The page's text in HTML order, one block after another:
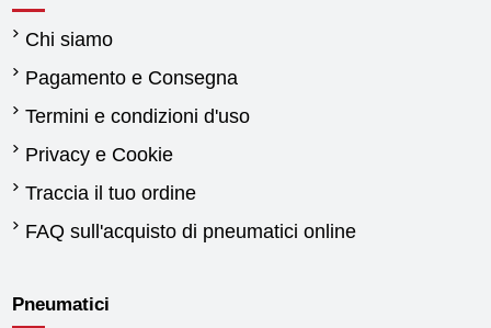
Chi siamo
Pagamento e Consegna
Termini e condizioni d'uso
Privacy e Cookie
Traccia il tuo ordine
FAQ sull'acquisto di pneumatici online
Pneumatici